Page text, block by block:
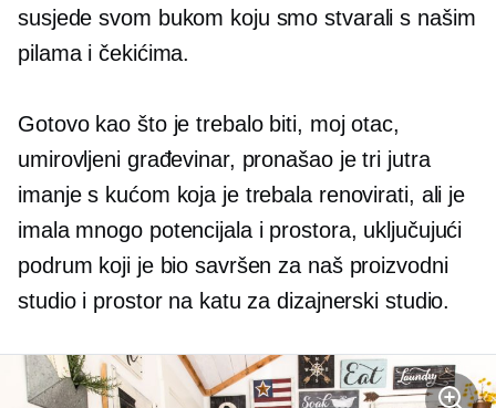
susjede svom bukom koju smo stvarali s našim
pilama i čekićima.
Gotovo kao što je trebalo biti, moj otac,
umirovljeni građevinar, pronašao jetri jutra
imanje s kućom koja je trebala renovirati, ali je
imala mnogo potencijala i prostora, uključujući
podrum koji je bio savršen za naš proizvodni
studio i prostor na katu za dizajnerski studio.